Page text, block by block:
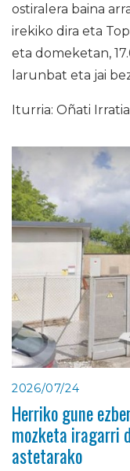
ostiralera baina
irekiko dira eta
eta domeketan,
larunbat eta jai
Iturria: Oñati Irratia
2026/07/24
Herriko gune
mozketa iragarri
astetarako